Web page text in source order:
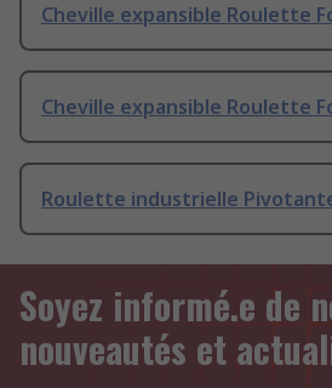
Cheville expansible Roulette
Cheville expansible Roulette
Roulette industrielle
Soyez informé.e de
nouveautés et